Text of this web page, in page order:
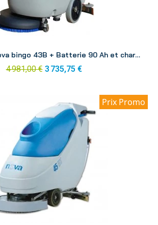
Autolaveuse Nova bingo 43B + Batterie 90 Ah et chargeur
4 981,00 € 3 735,75 €
Prix Promo